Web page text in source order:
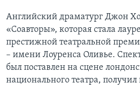
Языки
Английский драматург Джон
«Соавторы», которая стала
престижной театральной
– имени Лоуренса Оливье.
был поставлен на сцене
национального театра,